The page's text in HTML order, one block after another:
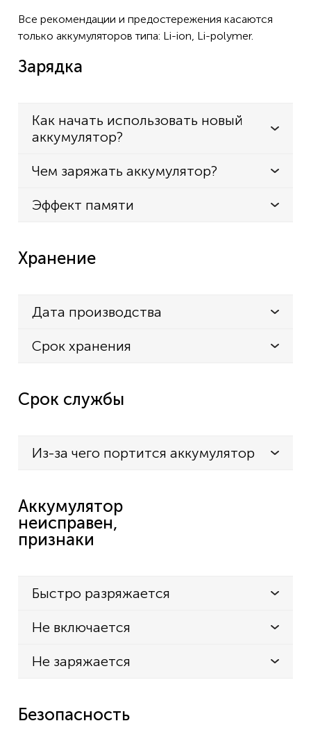
Все рекомендации и предостережения касаются
только аккумуляторов типа: Li-ion, Li-polymer.
Зарядка
Как начать использовать новый
аккумулятор?
Чем заряжать аккумулятор?
Эффект памяти
Хранение
Дата производства
Срок хранения
Срок службы
Из-за чего портится аккумулятор
Аккумулятор
неисправен,
признаки
Быстро разряжается
Не включается
Не заряжается
Безопасность